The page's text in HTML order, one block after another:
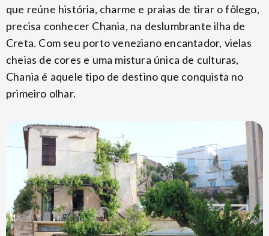
que reúne história, charme e praias de tirar o fôlego,
precisa conhecer Chania, na deslumbrante ilha de
Creta. Com seu porto veneziano encantador, vielas
cheias de cores e uma mistura única de culturas,
Chania é aquele tipo de destino que conquista no
primeiro olhar.